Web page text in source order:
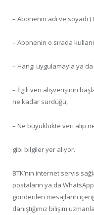
– Abonenin adı ve soyadı
– Abonenin o sırada
– Hangi uygulamayla ya
– İlgili veri alışverişinin
ne kadar sürdüğü,
– Ne büyüklükte veri alıp
gibi bilgiler yer alıyor.
BTK’nın internet servis
postaların ya da
gönderilen mesajların
danıştığımız bilişim